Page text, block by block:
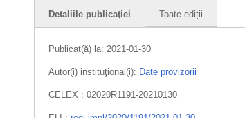
Detaliile publicaţiei Toate ediții
Publicat(ă) la: 2021-01-30
Autor(i) instituţional(i): Date provizorii
CELEX : 02020R1191-20210130